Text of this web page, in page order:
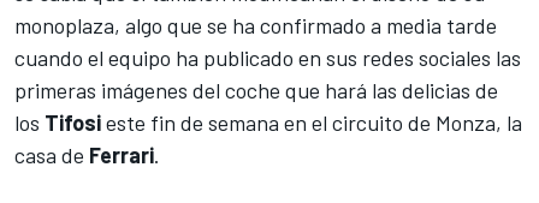
monoplaza, algo que se ha confirmado a media tarde
cuando el equipo ha publicado en sus redes sociales las
primeras imágenes del coche que hará las delicias de
los Tifosieste fin de semana en el circuito de Monza, la
casa de Ferrari.